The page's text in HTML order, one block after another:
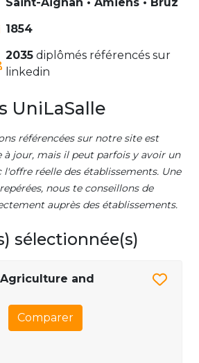
1854
2035 diplômés référencés sur
linkedin
UniLaSalle
référencées sur notre site est
jour, mais il peut parfois y avoir un
l'offre réelle des établissements. Une
nous te conseillons de
auprès des établissements.
sélectionnée(s)
Agriculture and
Comparer